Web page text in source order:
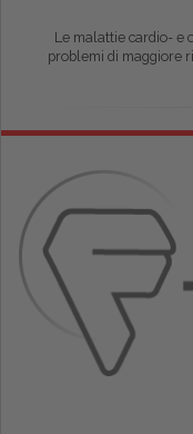
Le malattie cardio- e
problemi di maggiore